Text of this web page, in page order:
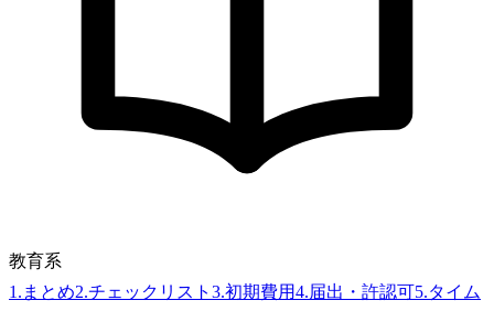
教育系
1 . まとめ2.チェックリスト 3.初期費用4.届出・許認可5.タイム